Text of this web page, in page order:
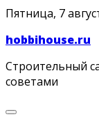
Skip
content
Пятница, 7
hobbihouse.ru
Строительный
советами